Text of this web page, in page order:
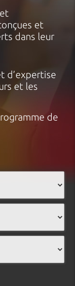
et
dans leur
d’expertise
et les
de